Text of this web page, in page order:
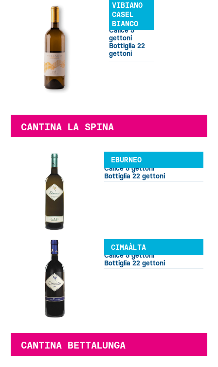
VIBIANO
CASEL
BIANCO
Calice 5
gettoni
Bottiglia 22
gettoni
CANTINA LA SPINA
EBURNEO
Calice 5 gettoni
Bottiglia 22 gettoni
CIMAÀLTA
Calice 5 gettoni
Bottiglia 22 gettoni
CANTINA BETTALUNGA